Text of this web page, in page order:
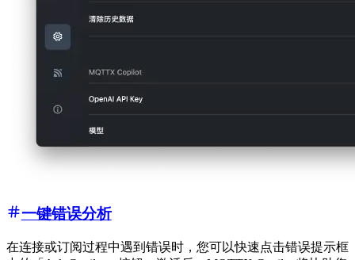
一键错误分析
在连接或订阅过程中遇到错误时，您可以快速点击错误提示框